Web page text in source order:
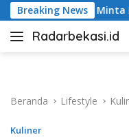
Langsung
ke
konten
Breaking News
di Jalan Patriot
Radarbekasi.id
Berita
Beranda
Lifestyle
Kuliner